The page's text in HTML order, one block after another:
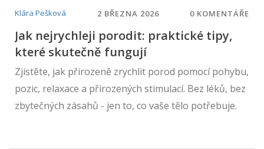
Klára Pešková 2 BŘEZNA 2026 0 KOMENTÁŘE
Jak nejrychleji porodit: praktické tipy,
které skutečně fungují
Zjistěte, jak přirozeně zrychlit porod pomocí pohybu,
pozic, relaxace a přirozených stimulací. Bez léků, bez
zbytečných zásahů - jen to, co vaše tělo potřebuje.